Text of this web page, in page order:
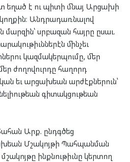
եղած է ու պիտի մնայ Արցախի
Անդրադառնալով
մարզին՝ սրբազան հայրը ըսաւ.
մինչեւ
կազմակերպումը, մեր
ժողովուրդը հաղորդ
եւ արցախեան արժէքներուն՝
գիտակցութեան
Արք. ընդգծեց
Մշակոյթի Պահպանման
ինքնութիւնը կերտող